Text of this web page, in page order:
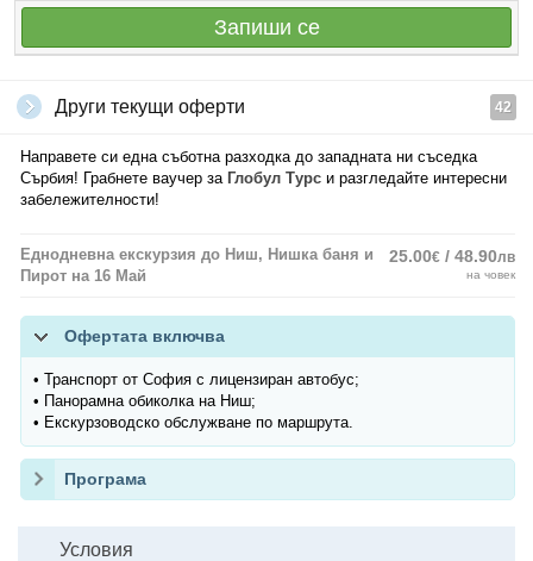
Запиши се
Други текущи оферти 42
Направете си една съботна разходка до западната ни съседка
Сърбия! Грабнете ваучер за Глобул Турс и разгледайте интересни
забележителности!
Еднодневна екскурзия до Ниш, Нишка баня и
Пирот на 16 Май
25.00€ / 48.90лв
на човек
Офертата включва
• Транспорт от София с лицензиран автобус;
• Панорамна обиколка на Ниш;
• Екскурзоводско обслужване по маршрута.
Програма
Условия